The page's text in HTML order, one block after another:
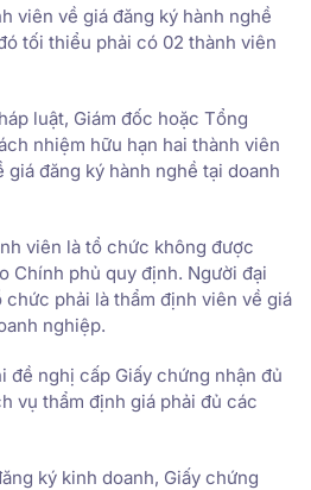
viên về giá đăng ký hành nghề
tối thiểu phải có 02 thành viên
luật, Giám đốc hoặc Tổng
nhiệm hữu hạn hai thành viên
giá đăng ký hành nghề tại doanh
viên là tổ chức không được
Chính phủ quy định. Người đại
phải là thẩm định viên về giá
nghiệp.
đề nghị cấp Giấy chứng nhận đủ
vụ thẩm định giá phải đủ các
ký kinh doanh, Giấy chứng